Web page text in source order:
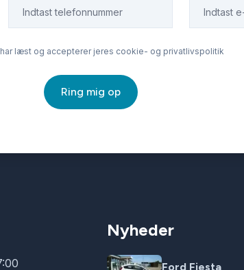
læst og accepterer jeres cookie- og privatlivspolitik
Ring mig op
Nyheder
Ford Fiesta